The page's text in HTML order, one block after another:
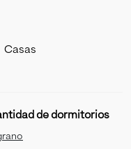
Casas
de dormitorios